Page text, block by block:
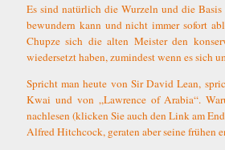
Es sind natürlich die Wurzeln und die
bewundern kann und nicht immer sofort
Chupze sich die alten Meister den
wiedersetzt haben, zumindest wenn es sich
Spricht man heute von Sir David Lean,
Kwai und von „Lawrence of Arabia“.
nachlesen (klicken Sie auch den Link am
Alfred Hitchcock, geraten aber seine frühen